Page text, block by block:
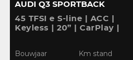
AUDI Q3 SPORTBACK
45 TFSI e S-line | ACC |
Keyless | 20” | CarPlay |
Bouwjaar Km stand